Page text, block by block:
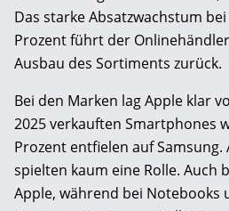
Das starke Absatzwachstum
Prozent führt der
Ausbau des Sortiments zurück.
Bei den Marken lag Apple klar
2025 verkauften Smartphones
Prozent entfielen auf
spielten kaum eine Rolle. Auch
Apple, während bei Notebooks